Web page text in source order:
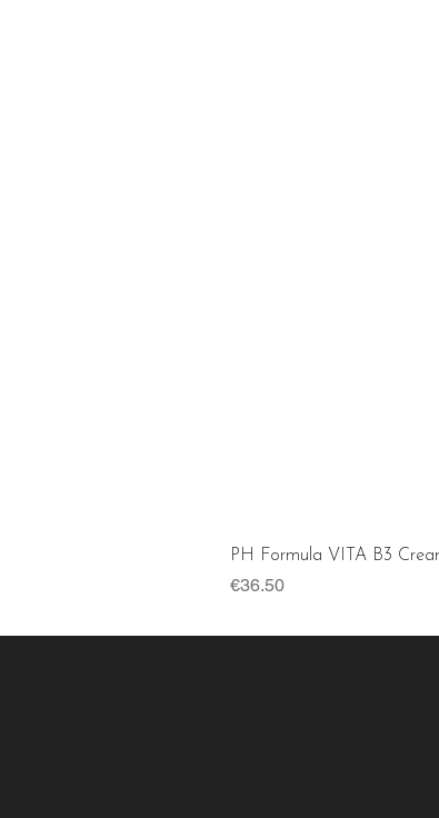
PH Formula VITA B3
Price
€36.50